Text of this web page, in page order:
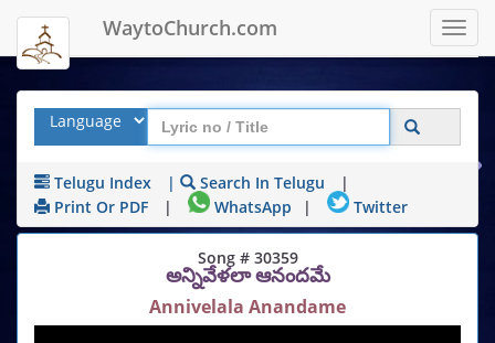
WaytoChurch.com
Telugu Index | Search In Telugu
|
Print Or PDF
| WhatsApp | Twitter
Song # 30359
అన్నివేళలా ఆనందమే
Annivelala Anandame